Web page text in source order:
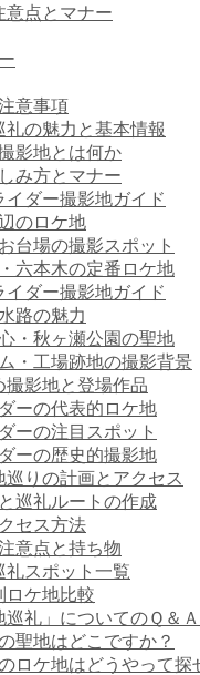
意点とマナー
意事項
の魅力と基本情報
影地とは何か
み方とマナー
ダー撮影地ガイド
のロケ地
台場の撮影スポット
六本木の定番ロケ地
ダー撮影地ガイド
路の魅力
・秋ヶ瀬公園の聖地
・工場跡地の撮影背景
撮影地と登場作品
ーの代表的ロケ地
ーの注目スポット
ーの歴史的撮影地
りの計画とアクセス
巡礼ルートの作成
セス方法
意点と持ち物
礼スポット一覧
ロケ地比較
巡礼」についてのＱ＆Ａ
聖地はどこですか？
ロケ地はどうやって探